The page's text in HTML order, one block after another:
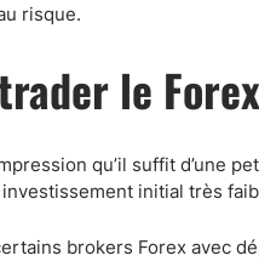
risque.
le
qu’il suffit d’une
initial très
brokers Forex avec